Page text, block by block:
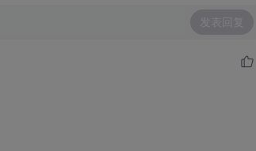
发表回复